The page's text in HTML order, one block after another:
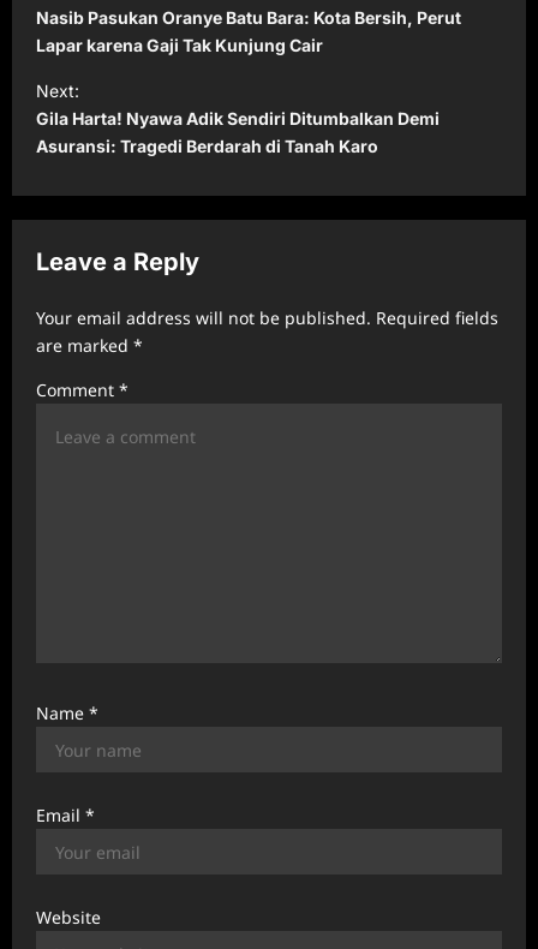
o
s
t
n
a
v
g
a
t
i
Nasib Pasukan Oranye Batu Bara: Kota Bersih, Perut
Lapar karena Gaji Tak Kunjung Cair
Next:
Gila Harta! Nyawa Adik Sendiri Ditumbalkan Demi
Asuransi: Tragedi Berdarah di Tanah Karo
Leave a Reply
Your email address will not be published. Required fields
are marked *
Comment *
Name *
Email *
Website